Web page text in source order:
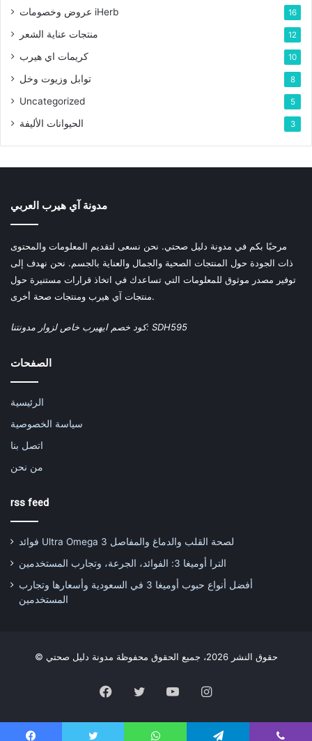
عروض وخصومات iHerb 16
منتجات عناية الشعر 12
كريمات اي هيرب 10
توابل وزيوت وخل 8
Uncategorized 5
الحيوانات الأليفة 3
مدونة آي هيرب العربي
مرحبًا بكم في مدونة دليل صحتي. نحن نسعى لتقديم المعلومات والمحتوى
ذات الجودة حول المنتجات الصحية والجمال والعناية بالجسم. نحن نهدف إلى
توفير مصدر موثوق للمعلومات التي تساعدك في اتخاذ قرارات مستنيرة حول
منتجات آي هيرب ومنتجات صحة أخرى.
كود خصم ايهيرب خاص لزوار مدونتنا: SDH595
الصفحات
الرئيسية
سياسة الخصوصية
اتصل بنا
من نحن
rss feed
فوائد Ultra Omega 3 لصحة القلب والدماغ والمفاصل
الترا أوميغا 3: الفوائد، الجرعة، وتجارب المستخدمين
أفضل أنواع حبوب أوميغا 3 في السعودية وأسعارها وتجارب
المستخدمين
© حقوق النشر 2026، جميع الحقوق محفوظة مدونة دليل صحتي
Facebook
TwitterYouTubeInstagram